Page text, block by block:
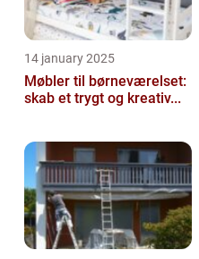
14 january 2025
Møbler til børneværelset:
skab et trygt og kreativ...